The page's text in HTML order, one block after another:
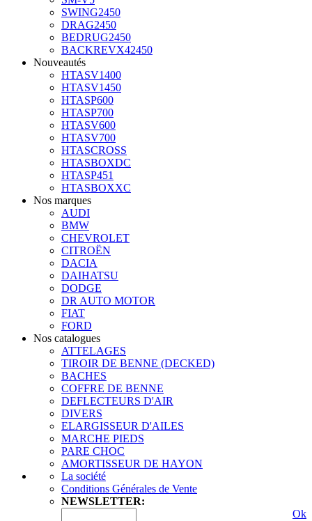
SWING2450
DRAG2450
BEDRUG2450
BACKREVX42450
Nouveautés
HTASV1400
HTASV1450
HTASP600
HTASP700
HTASV600
HTASV700
HTASCROSS
HTASBOXDC
HTASP451
HTASBOXXC
Nos marques
AUDI
BMW
CHEVROLET
CITROËN
DACIA
DAIHATSU
DODGE
DR AUTO MOTOR
FIAT
FORD
Nos catalogues
ATTELAGES
TIROIR DE BENNE (DECKED)
BACHES
COFFRE DE BENNE
DEFLECTEURS D'AIR
DIVERS
ELARGISSEUR D'AILES
MARCHE PIEDS
PARE CHOC
AMORTISSEUR DE HAYON
La société
Conditions Générales de Vente
NEWSLETTER:
Ok